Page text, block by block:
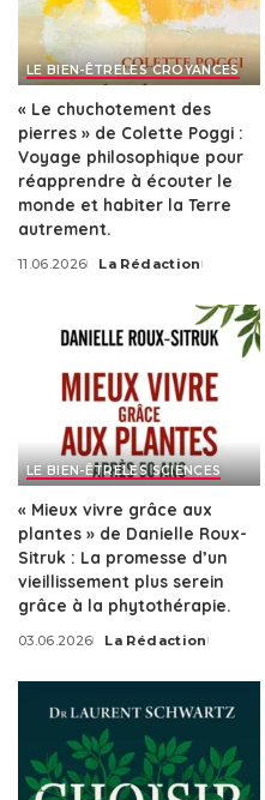
LE BIEN-ÊTRELES CROYANCES
« Le chuchotement des
pierres » de Colette Poggi :
Voyage philosophique pour
réapprendre à écouter le
monde et habiter la Terre
autrement.
11.06.2026
Posted
La Rédaction
LE BIEN-ÊTRELES SCIENCES
« Mieux vivre grâce aux
plantes » de Danielle Roux-
Sitruk : La promesse d’un
vieillissement plus serein
grâce à la phytothérapie.
03.06.2026
Posted
La Rédaction